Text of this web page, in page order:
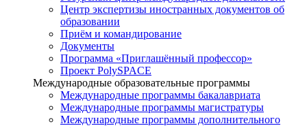
Центр экспертизы иностранных документов об
образовании
Приём и командирование
Документы
Программа «Приглашённый профессор»
Проект PolySPACE
Международные образовательные программы
Международные программы бакалавриата
Международные программы магистратуры
Международные программы дополнительного